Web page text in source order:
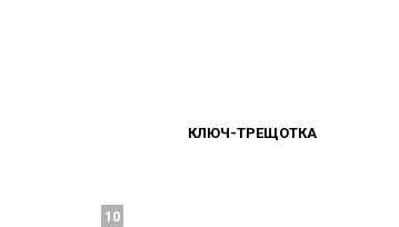
КЛЮЧ-ТРЕЩОТКА
10